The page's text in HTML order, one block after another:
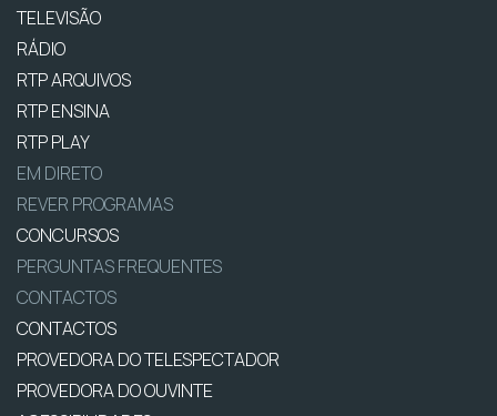
TELEVISÃO
RÁDIO
RTP ARQUIVOS
RTP ENSINA
RTP PLAY
EM DIRETO
REVER PROGRAMAS
CONCURSOS
PERGUNTAS FREQUENTES
CONTACTOS
CONTACTOS
PROVEDORA DO TELESPECTADOR
PROVEDORA DO OUVINTE